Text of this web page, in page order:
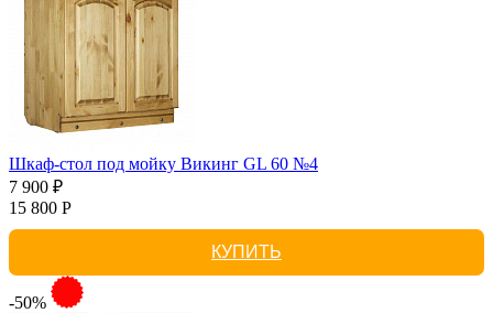
Шкаф-стол под мойку Викинг GL 60 №4
7 900 ₽
15 800 Р
КУПИТЬ
-50%